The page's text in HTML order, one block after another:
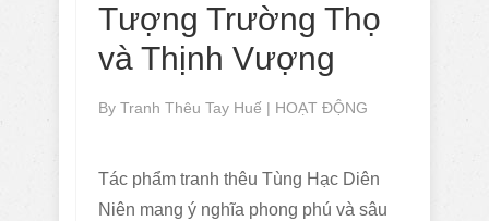
Tượng Trường Thọ
và Thịnh Vượng
By Tranh Thêu Tay Huế | HOẠT ĐỘNG
Tác phẩm tranh thêu Tùng Hạc Diên
Niên mang ý nghĩa phong phú và sâu